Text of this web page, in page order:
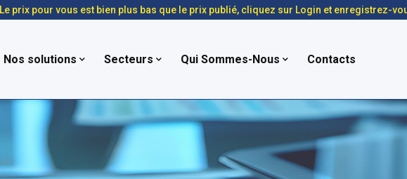
Le prix pour vous est bien plus bas que le prix publié, cliquez sur Login et enregistrez-
Nos solutions Secteurs Qui Sommes-Nous Contacts